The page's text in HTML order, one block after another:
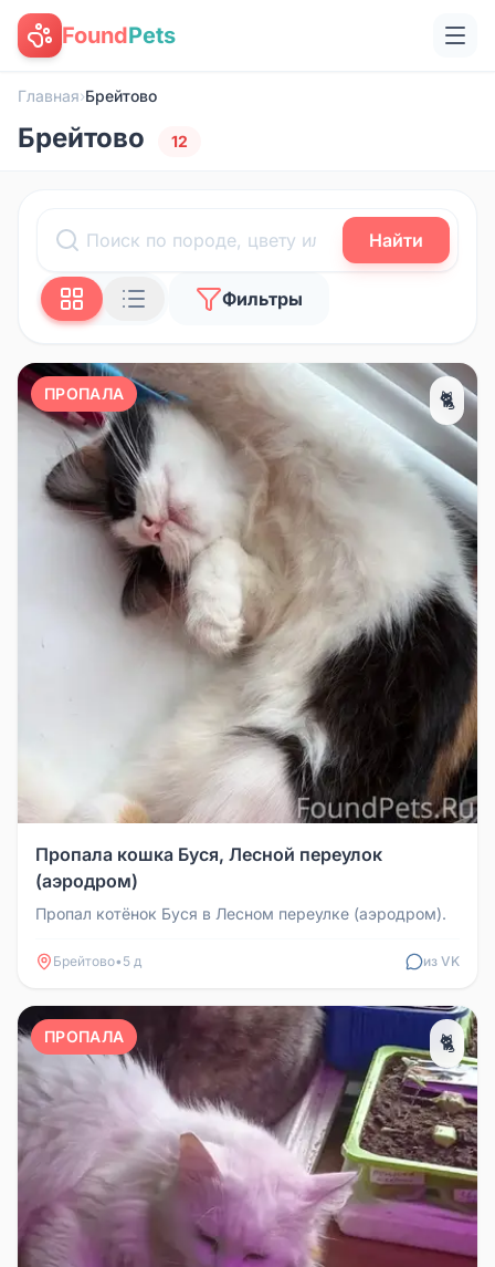
FoundPets
Главная›Брейтово
Брейтово 12
Найти
Фильтры
ПРОПАЛА 🐈
Пропала кошка Буся, Лесной переулок
(аэродром)
Пропал котёнок Буся в Лесном переулке (аэродром).
Брейтово• 5 д из VK
ПРОПАЛА 🐈